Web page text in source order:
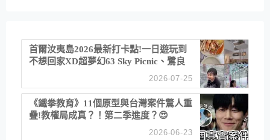
首爾汝夷島2026最新打卡點!一日遊玩到
不想回家XD超夢幻63 Sky Picnic、鷺良
津帝王蟹大餐、《淚之女王》拍攝地、漢
2026-07-25
《鐵拳教育》11個原型與台灣案件驚人重
疊!教權局成真？！第二季進度？😍
2026-06-23